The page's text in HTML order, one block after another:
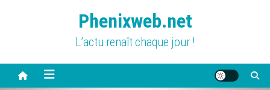
Phenixweb.net
L’actu renaît chaque jour !